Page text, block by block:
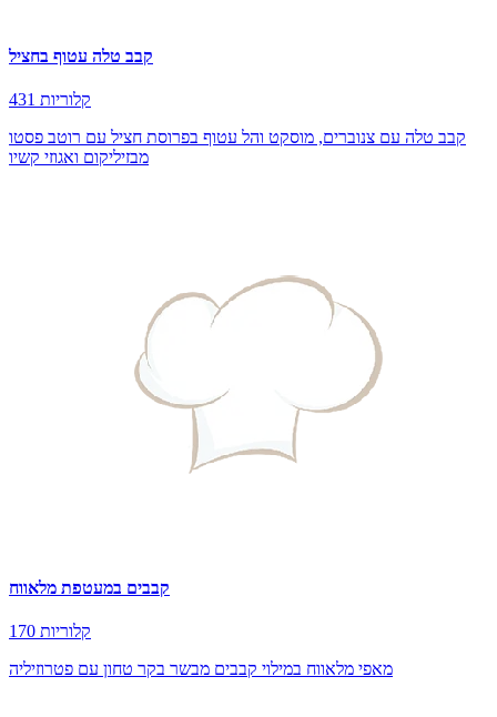
קבב טלה עטוף בחציל
431 קלוריות
קבב טלה עם צנוברים, מוסקט והל עטוף בפרוסת חציל עם רוטב פסטו
מבזיליקום ואגוזי קשיו
קבבים במעטפת מלאווח
170 קלוריות
מאפי מלאווח במילוי קבבים מבשר בקר טחון עם פטרוזיליה